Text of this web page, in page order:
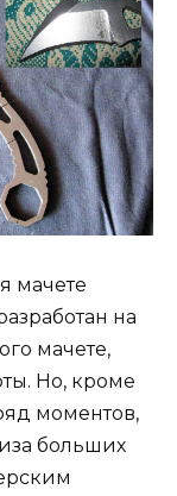
мачете
на
мачете,
Но, кроме
моментов,
больших